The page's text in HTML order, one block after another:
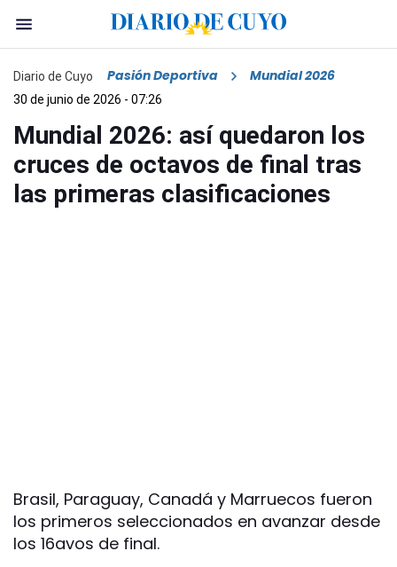
Diario de Cuyo Pasión Deportiva Mundial 2026
30 de junio de 2026 - 07:26
Mundial 2026: así quedaron los
cruces de octavos de final tras
las primeras clasificaciones
Brasil, Paraguay, Canadá y Marruecos fueron
los primeros seleccionados en avanzar desde
los 16avos de final.